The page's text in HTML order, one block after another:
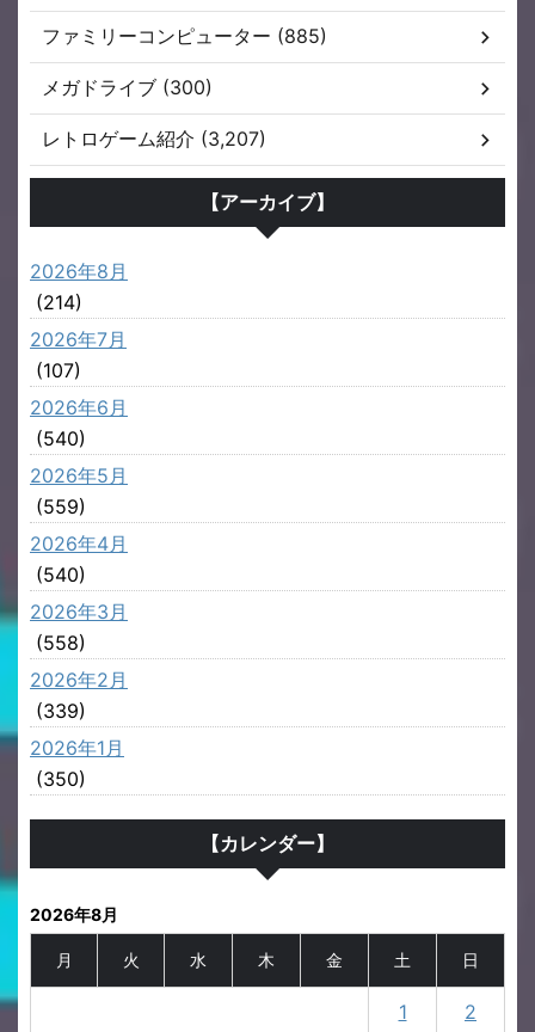
ファミリーコンピューター (885)
メガドライブ (300)
レトロゲーム紹介 (3,207)
【アーカイブ】
2026年8月
(214)
2026年7月
(107)
2026年6月
(540)
2026年5月
(559)
2026年4月
(540)
2026年3月
(558)
2026年2月
(339)
2026年1月
(350)
【カレンダー】
2026年8月
月 火 水 木 金 土 日
1 2